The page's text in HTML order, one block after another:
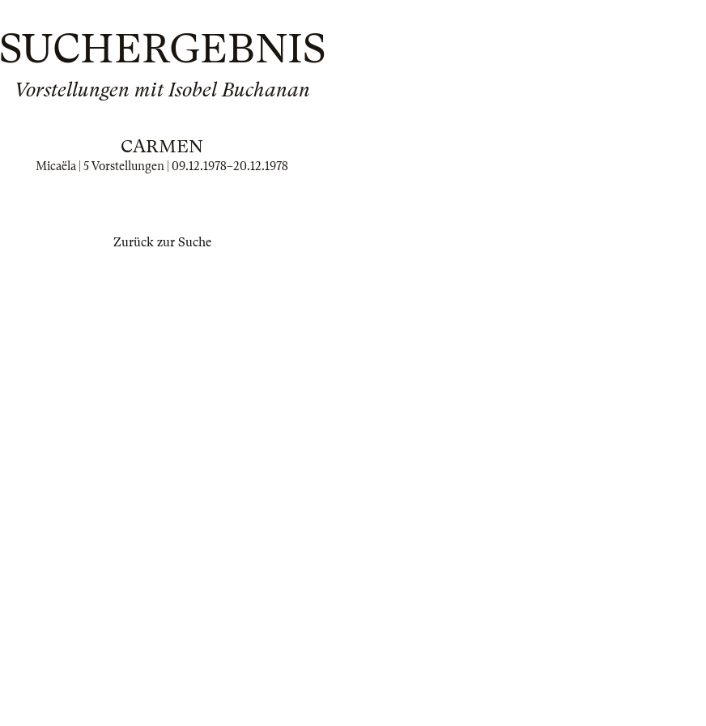
SUCHERGEBNIS
Vorstellungen mit Isobel Buchanan
CARMEN
Micaëla | 5 Vorstellungen | 09.12.1978–20.12.1978
Zurück zur Suche